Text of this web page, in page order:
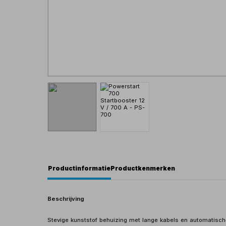
ProductinformatieProductkenmerken
Beschrijving
Stevige kunststof behuizing met lange kabels en